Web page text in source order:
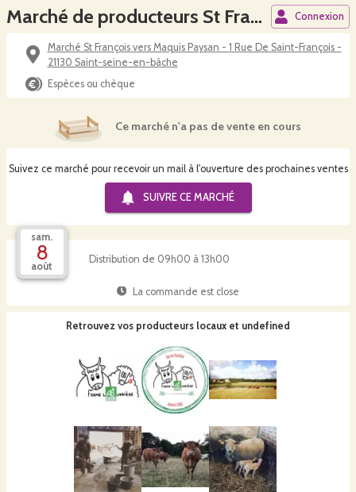
Marché de producteurs St François Connexion
Marché St François vers Maquis Paysan - 1 Rue De Saint-François -
21130 Saint-seine-en-bâche
Espèces ou chèque
Suivez ce marché pour recevoir un mail à l'ouverture des prochaines ventes
SUIVRE CE MARCHÉ
Ce marché n'a pas de vente en cours
sam.
8
août
Distribution de 09h00 à 13h00
La commande est close
Retrouvez vos producteurs locaux et undefined